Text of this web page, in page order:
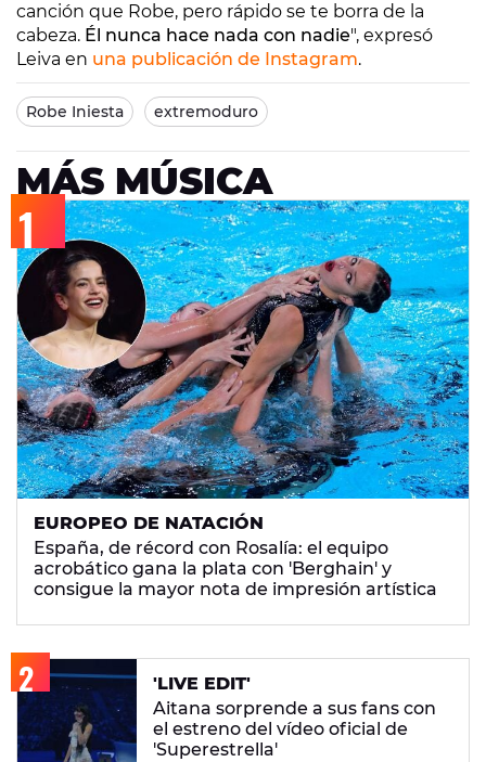
canción que Robe, pero rápido se te borra de la
cabeza. Él nunca hace nada con nadie", expresó
Leiva en una publicación de Instagram.
Robe Iniesta extremoduro
MÁS MÚSICA
EUROPEO DE NATACIÓN
España, de récord con Rosalía: el equipo
acrobático gana la plata con 'Berghain' y
consigue la mayor nota de impresión artística
'LIVE EDIT'
Aitana sorprende a sus fans con
el estreno del vídeo oficial de
'Superestrella'